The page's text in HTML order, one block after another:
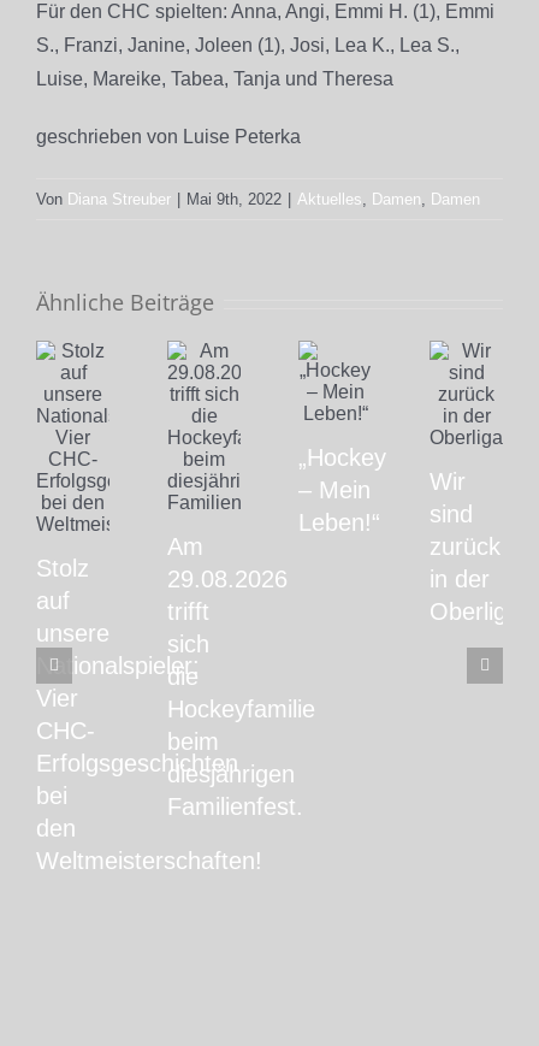
Für den CHC spielten: Anna, Angi, Emmi H. (1), Emmi
S., Franzi, Janine, Joleen (1), Josi, Lea K., Lea S.,
Luise, Mareike, Tabea, Tanja und Theresa
geschrieben von Luise Peterka
Von Diana Streuber Mai 9th, 2022 Aktuelles, Damen, Damen
Ähnliche Beiträge
Stolz
auf
unsere
Nationalspieler:
Vier
CHC-
Erfolgsgeschichten
bei
den
Weltmeisterschaften!
Am
29.08.2026
trifft
sich
die
Hockeyfamilie
beim
diesjährigen
Familienfest.
„Hockey
– Mein
Leben!“
Wir
sind
zurück
in der
Oberliga!